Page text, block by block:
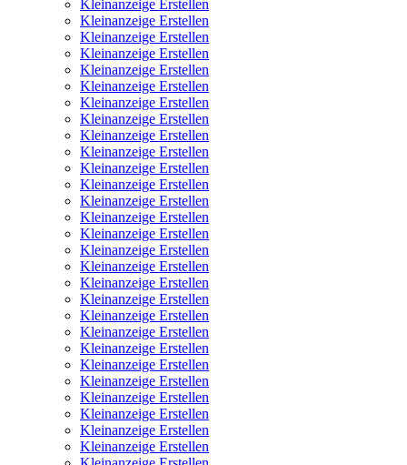
Kleinanzeige Erstellen
Kleinanzeige Erstellen
Kleinanzeige Erstellen
Kleinanzeige Erstellen
Kleinanzeige Erstellen
Kleinanzeige Erstellen
Kleinanzeige Erstellen
Kleinanzeige Erstellen
Kleinanzeige Erstellen
Kleinanzeige Erstellen
Kleinanzeige Erstellen
Kleinanzeige Erstellen
Kleinanzeige Erstellen
Kleinanzeige Erstellen
Kleinanzeige Erstellen
Kleinanzeige Erstellen
Kleinanzeige Erstellen
Kleinanzeige Erstellen
Kleinanzeige Erstellen
Kleinanzeige Erstellen
Kleinanzeige Erstellen
Kleinanzeige Erstellen
Kleinanzeige Erstellen
Kleinanzeige Erstellen
Kleinanzeige Erstellen
Kleinanzeige Erstellen
Kleinanzeige Erstellen
Kleinanzeige Erstellen